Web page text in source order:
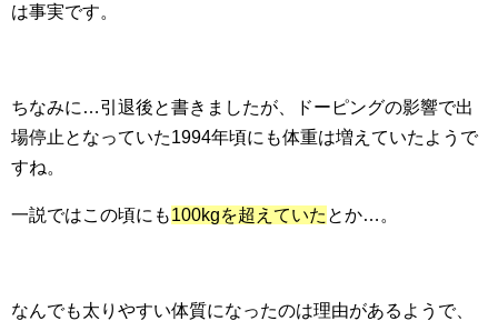
は事実です。
ちなみに…引退後と書きましたが、ドーピングの影響で出
場停止となっていた1994年頃にも体重は増えていたようで
すね。
一説ではこの頃にも100kgを超えていた とか…。
なんでも太りやすい体質になったのは理由があるようで、